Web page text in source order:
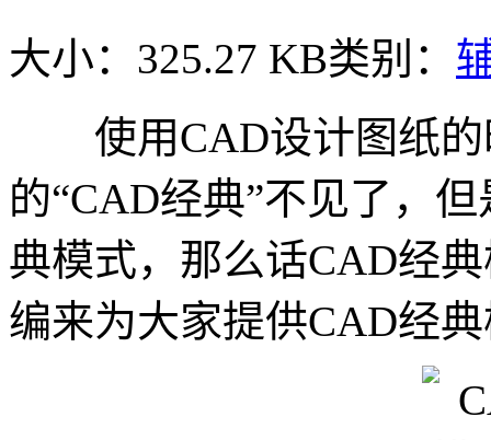
大小：325.27 KB类别：
使用CAD设计图纸的
的“CAD经典”不见了，
典模式，那么话CAD经
编来为大家提供CAD经